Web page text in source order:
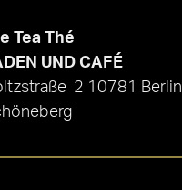
Tea Thé
UND CAFÉ
2 10781 Berlin